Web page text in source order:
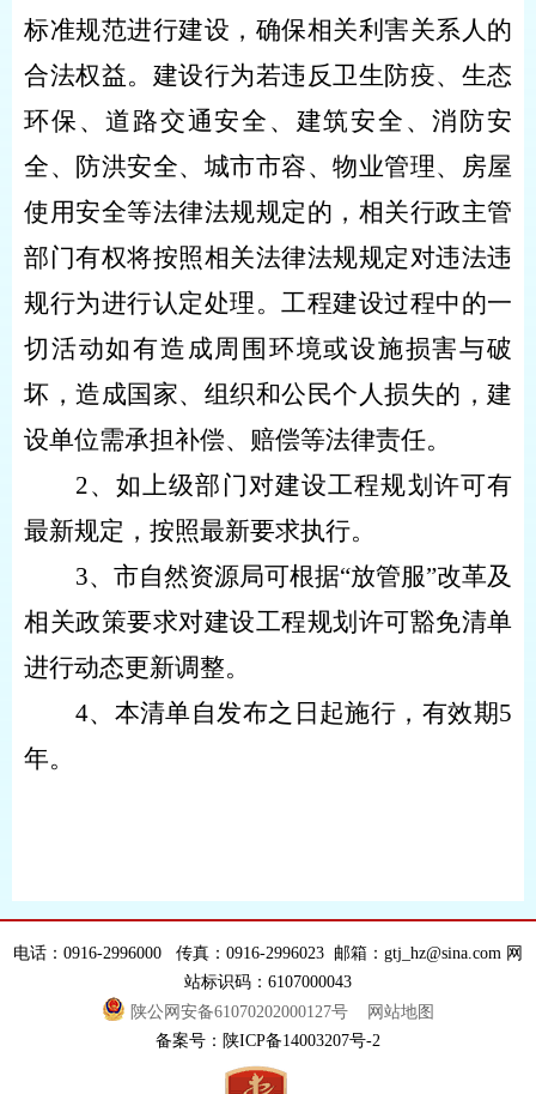
标准规范进行建设，确保相关利害关系人的
合法权益。建设行为若违反卫生防疫、生态
环保、道路交通安全、建筑安全、消防安
全、防洪安全、城市市容、物业管理、房屋
使用安全等法律法规规定的，相关行政主管
部门有权将按照相关法律法规规定对违法违
规行为进行认定处理。工程建设过程中的一
切活动如有造成周围环境或设施损害与破
坏，造成国家、组织和公民个人损失的，建
设单位需承担补偿、赔偿等法律责任。
2、如上级部门对建设工程规划许可有
最新规定，按照最新要求执行。
3、市自然资源局可根据“放管服”改革及
相关政策要求对建设工程规划许可豁免清单
进行动态更新调整。
4、本清单自发布之日起施行，有效期5
年。
电话：0916-2996000 传真：0916-2996023 邮箱：gtj_hz@sina.com 网
站标识码：6107000043
陕公网安备61070202000127号
网站地图
备案号：陕ICP备14003207号-2